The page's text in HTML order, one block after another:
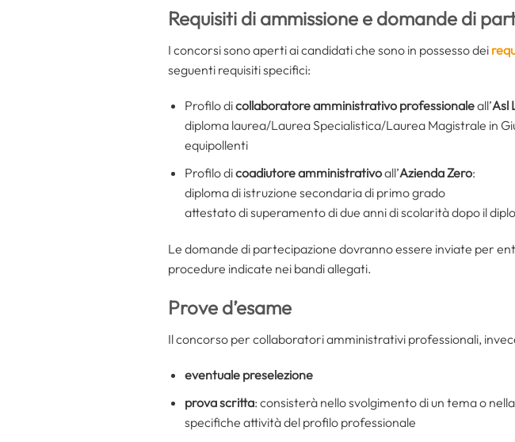
Requisiti di ammissione e domande di
I concorsi sono aperti ai candidati che sono in possesso dei
seguenti requisiti specifici:
Profilo dicollaboratore amministrativo professionaleall’Asl
diploma laurea/Laurea Specialistica/Laurea Magistrale in
equipollenti
Profilo dicoadiutore amministrativoall’Azienda Zero:
diploma di istruzione secondaria di primo grado
attestato di superamento di due anni di scolarità dopo il
Le domande di partecipazione dovranno essere inviate per
procedure indicate nei bandi allegati.
Prove d’esame
Il concorso per collaboratori amministrativi professionali,
eventuale preselezione
prova scritta: consisterà nello svolgimento di un tema o
specifiche attività del profilo professionale